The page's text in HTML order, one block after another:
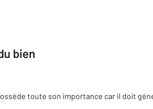
bien
toute son importance car il doit